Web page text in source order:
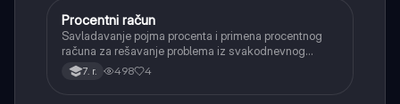
Matematika
Procentni račun
Savladavanje pojma procenta i primena procentnog
računa za rešavanje problema iz svakodnevnog
života, kao što su popusti, kamate i povećanja.
7. r. 498 4